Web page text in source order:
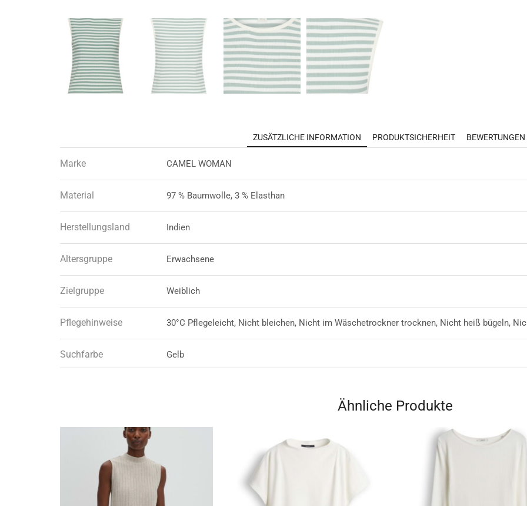
ZUSÄTZLICHE INFORMATION PRODUKTSICHERHEIT
Marke CAMEL WOMAN
Material 97 % Baumwolle, 3 % Elasthan
Herstellungsland Indien
Altersgruppe Erwachsene
Zielgruppe Weiblich
Pflegehinweise 30°C Pflegeleicht, Nicht bleichen, Nicht im Wäschetrockner trocknen, Nicht heiß bügeln,
Suchfarbe Gelb
Ähnliche Produkte